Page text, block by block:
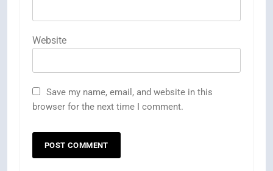
Website
Save my name, email, and website in this
browser for the next time I comment.